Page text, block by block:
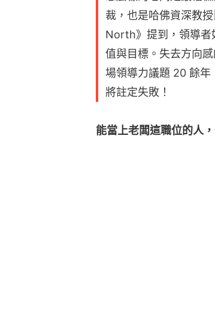
裁，也是哈佛資深教
North》提到，領導者
值與目標。失去方向
場領導力議題 20 餘年
將註定失敗！
能當上老闆這職位的人